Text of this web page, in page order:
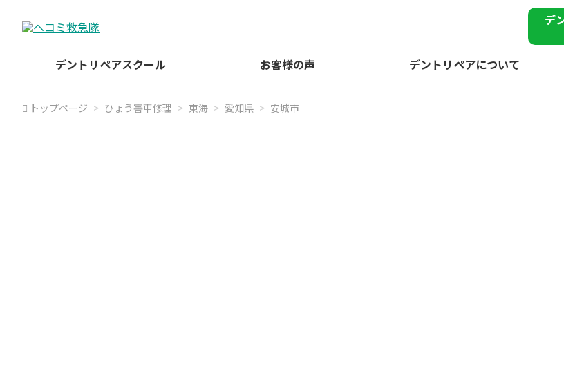
デ
デントリペアスクール
お客様の声 デントリペアについて
トップページ ひょう害車修理 東海 愛知県 安城市